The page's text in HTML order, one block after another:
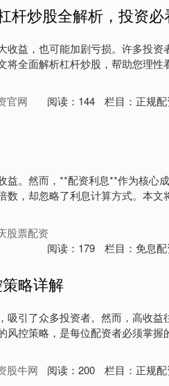
杆炒股全解析，投资必
收益，也可能加剧亏损。许多投资
将全面解析杠杆炒股，帮助您理性
官网 阅读： 144 栏目： 正规
益。然而，**配资利息**作为核心
数，却忽略了利息计算方式。本文
股票配资
阅读： 179 栏目： 免息
略详解
吸引了众多投资者。然而，高收益
风控策略，是每位配资者必须掌握
股牛网 阅读： 200 栏目： 正规